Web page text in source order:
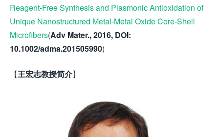
Reagent-Free Synthesis and Plasmonic Antioxidation of
Unique Nanostructured Metal-Metal Oxide Core-Shell
Microfibers(Adv Mater., 2016, DOI:
10.1002/adma.201505990)
【王宏志教授简介】